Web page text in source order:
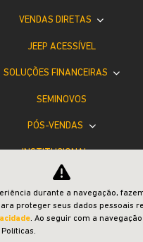
VENDAS DIRETAS
JEEP ACESSÍVEL
SOLUÇÕES FINANCEIRAS
SEMINOVOS
PÓS-VENDAS
INSTITUCIONAL
BLOG
COMPARATIVO
durante a navegação,
proteger seus dados pessoais
. Ao seguir com a